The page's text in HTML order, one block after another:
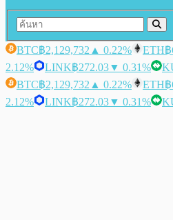
BTC฿2,129,732 ▲ 0.22% ETH฿
2.12%
LINK฿272.03▼ 0.31%
BTC฿2,129,732 ▲ 0.22% ETH฿
2.12%
LINK฿272.03▼ 0.31%